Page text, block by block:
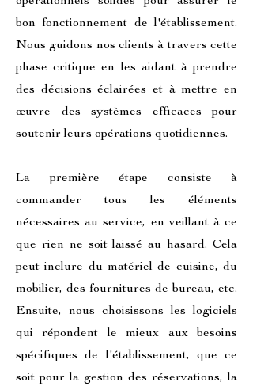
bon fonctionnement de l'établissement.
Nous guidons nos clients à travers cette
phase critique en les aidant à prendre
des décisions éclairées et à mettre en
œuvre des systèmes efficaces pour
soutenir leurs opérations quotidiennes.
La première étape consiste à
commander tous les éléments
nécessaires au service, en veillant à ce
que rien ne soit laissé au hasard. Cela
peut inclure du matériel de cuisine, du
mobilier, des fournitures de bureau, etc.
Ensuite, nous choisissons les logiciels
qui répondent le mieux aux besoins
spécifiques de l'établissement, que ce
soit pour la gestion des réservations, la